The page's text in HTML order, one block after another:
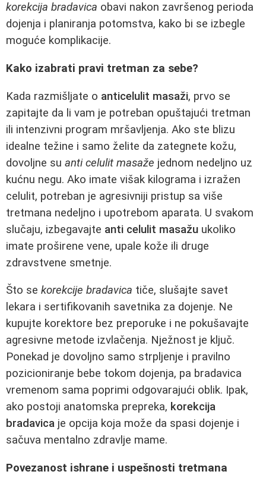
korekcija bradavica obavi nakon završenog perioda
dojenja i planiranja potomstva, kako bi se izbegle
moguće komplikacije.
Kako izabrati pravi tretman za sebe?
Kada razmišljate o anticelulit masaži, prvo se
zapitajte da li vam je potreban opuštajući tretman
ili intenzivni program mršavljenja. Ako ste blizu
idealne težine i samo želite da zategnete kožu,
dovoljne su anti celulit masaže jednom nedeljno uz
kućnu negu. Ako imate višak kilograma i izražen
celulit, potreban je agresivniji pristup sa više
tretmana nedeljno i upotrebom aparata. U svakom
slučaju, izbegavajte anti celulit masažu ukoliko
imate proširene vene, upale kože ili druge
zdravstvene smetnje.
Što se korekcije bradavica tiče, slušajte savet
lekara i sertifikovanih savetnika za dojenje. Ne
kupujte korektore bez preporuke i ne pokušavajte
agresivne metode izvlačenja. Nježnost je ključ.
Ponekad je dovoljno samo strpljenje i pravilno
pozicioniranje bebe tokom dojenja, pa bradavica
vremenom sama poprimi odgovarajući oblik. Ipak,
ako postoji anatomska prepreka, korekcija
bradavica je opcija koja može da spasi dojenje i
sačuva mentalno zdravlje mame.
Povezanost ishrane i uspešnosti tretmana